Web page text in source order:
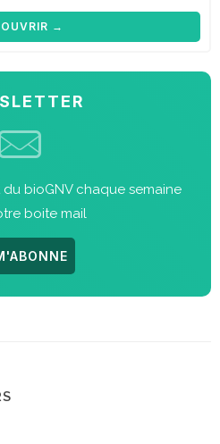
→
bioGNV chaque semaine
boite mail